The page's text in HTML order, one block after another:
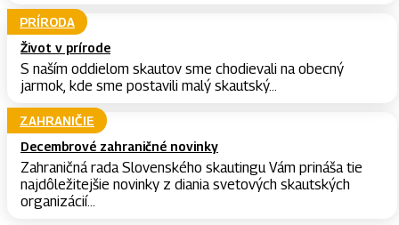
PRÍRODA
Život v prírode
S naším oddielom skautov sme chodievali na obecný
jarmok, kde sme postavili malý skautský...
ZAHRANIČIE
Decembrové zahraničné novinky
Zahraničná rada Slovenského skautingu Vám prináša tie
najdôležitejšie novinky z diania svetových skautských
organizácií...